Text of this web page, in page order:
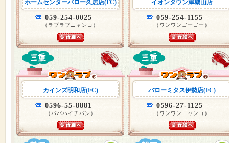
ホームセンターバロー久居店(FC)
059-254-0025
（ラブラブニャンコ）
イオンタウン津城山店
059-254-1155
（ワンワンゴーゴー）
カインズ明和店(FC)
0596-55-8881
（パパハイチバン）
バローミタス伊勢店(FC)
0596-27-1125
（ワンワンニャンコ）